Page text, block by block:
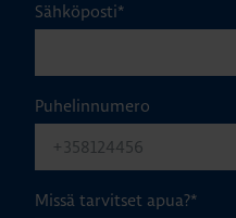
Sähköposti*
Puhelinnumero
Missä tarvitset apua?*